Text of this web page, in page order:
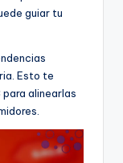
guiar tu
Esto te
alinearlas